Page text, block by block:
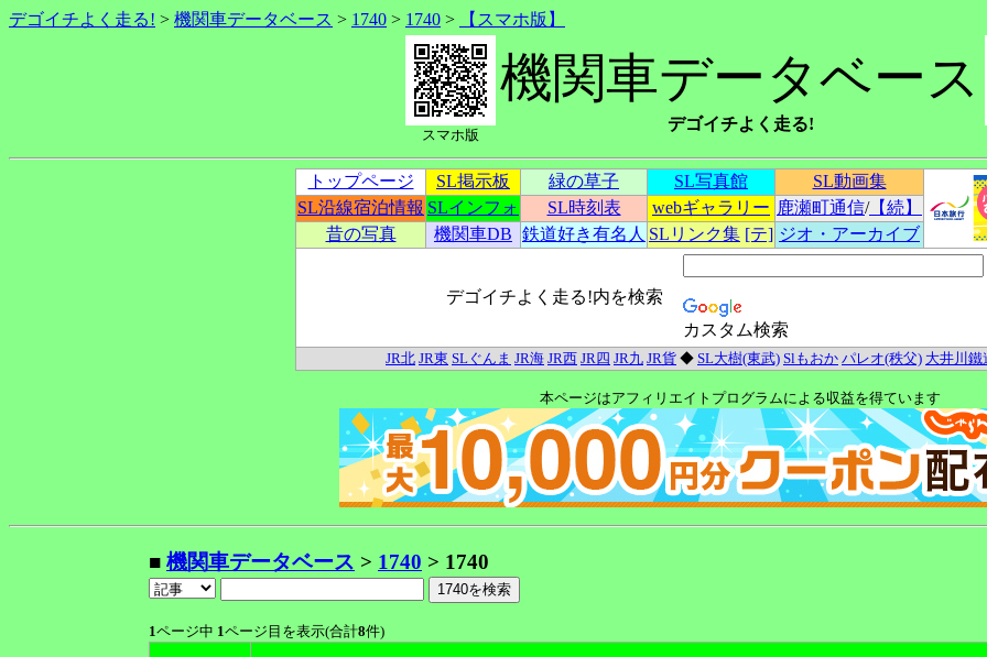
デゴイチよく走る! > 機関車データベース > 1740 > 1740 > 【スマホ版】
スマホ版
機関車データベース
デゴイチよく走る!
トップページ SL掲示板 緑の草子 SL写真館
SL動画集
SL沿線宿泊情報 SLインフォ SL時刻表 webギャラリー 鹿瀬町通信/【続】
昔の写真
機関車DB 鉄道好き有名人 SLリンク集 [テ] ジオ・アーカイブ
デゴイチよく走る!内を検索
カスタム検索
JR北 JR東 SLぐんま JR海 JR西 JR四 JR九 JR貨 ◆ SL大樹(東武) Slもおか パレオ(秩父) 大井川鐵
本ページはアフィリエイトプログラムによる収益を得ています
■ 機関車データベース > 1740 > 1740
1ページ中 1ページ目を表示(合計8件)